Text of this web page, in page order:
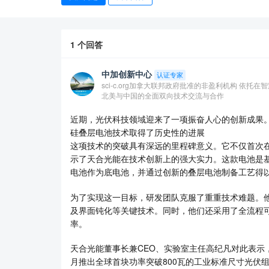
1 个回答
中加创新中心 认证专家
sci-c.org加拿大联邦政府批准的非盈利机构 依托在
北美与中国的全面双向技术交流与合作
近期，光伏科技领域迎来了一项振奋人心的创新成
硅叠层电池技术取得了历史性的进展
这项技术的突破具有深远的里程碑意义。它不仅首
示了天合光能在技术创新上的强大实力。这款电池
电池作为底电池，并通过创新的叠层电池制备工艺得
为了实现这一目标，研发团队克服了重重技术难题
及界面钝化等关键技术。同时，他们还采用了全流
率。
天合光能董事长兼CEO、实验室主任高纪凡对此表
月推出全球首块功率突破800瓦的工业标准尺寸光伏